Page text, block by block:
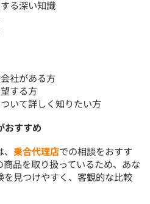
る深い知識
社がある方
する方
いて詳しく知りたい方
おすすめ
、乗合代理店での相談をおすす
品を取り扱っているため、あな
見つけやすく、客観的な比較